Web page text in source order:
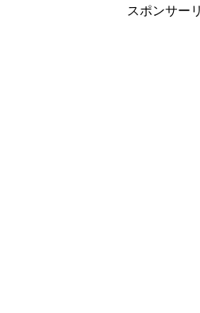
(@anaban_ntv) 2019年7 ...
ト
平
スポンサー